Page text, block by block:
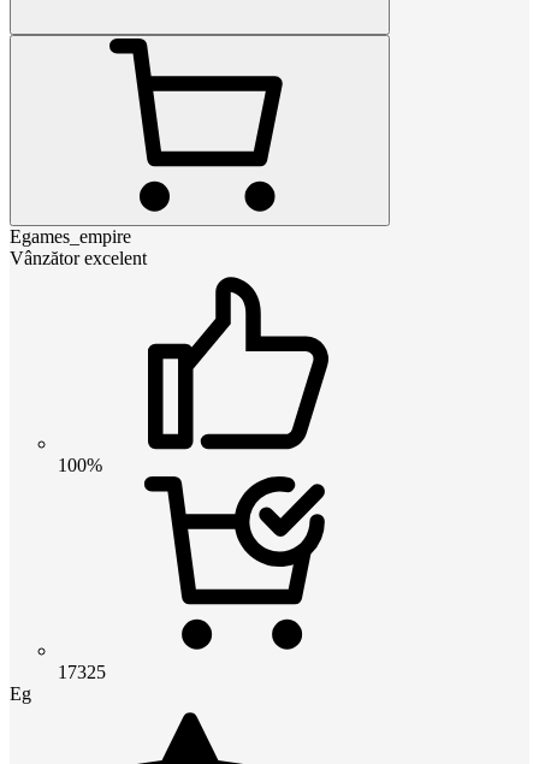
Egames_empire
Vânzător excelent
100%
17325
Eg